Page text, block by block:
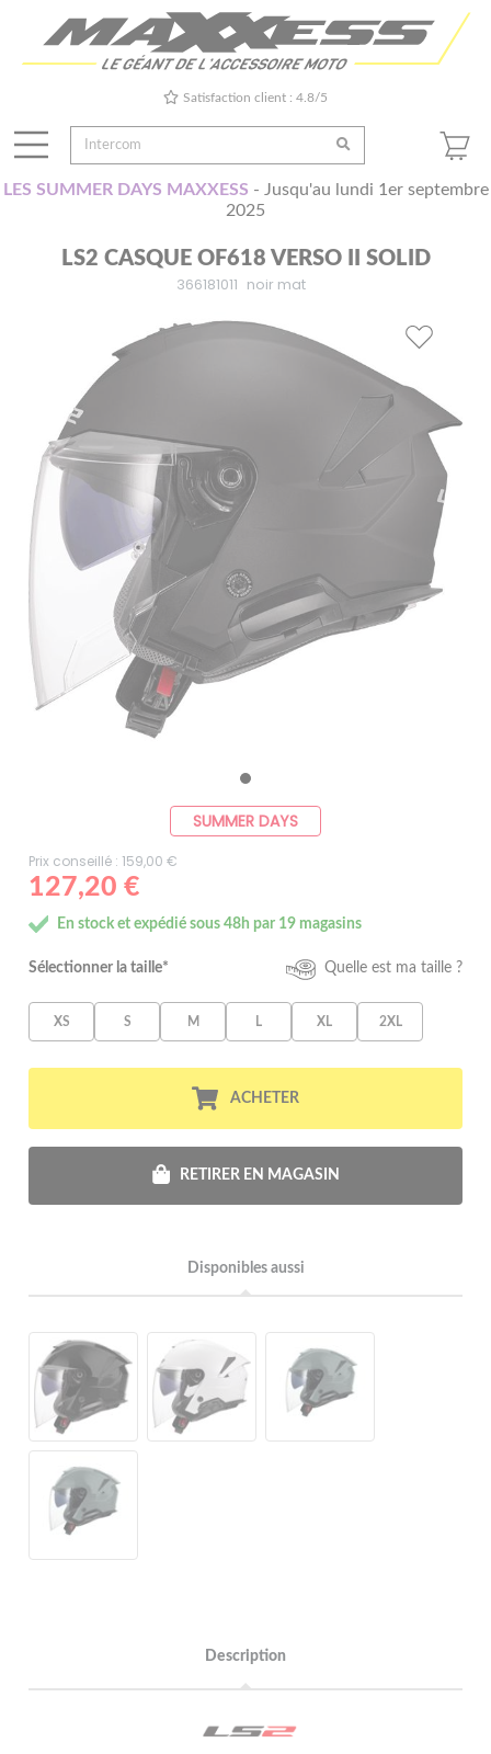
Satisfaction client : 4.8/5
LES SUMMER DAYS MAXXESS - Jusqu'au lundi 1er septembre
2025
LS2 CASQUE OF618 VERSO II SOLID
366181011 noir mat
SUMMER DAYS
Prix conseillé : 159,00 €
127,20 €
En stock et expédié sous 48h par 19 magasins
Sélectionner la taille* Quelle est ma taille ?
XS S M L XL 2XL
ACHETER
RETIRER EN MAGASIN
Disponibles aussi
Description